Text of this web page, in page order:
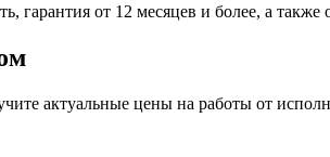
от 12 месяцев и более, а также
актуальные цены на работы от